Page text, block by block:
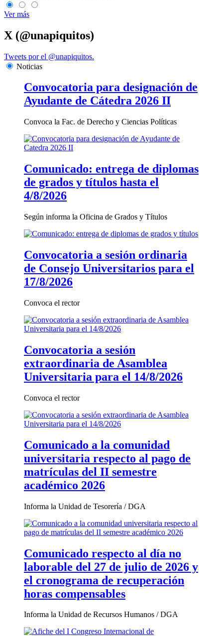
Ver más
X (@unapiquitos)
Tweets por el @unapiquitos.
Noticias
Convocatoria para designación de
Ayudante de Cátedra 2026 II
Convoca la Fac. de Derecho y Ciencias Políticas
Comunicado: entrega de diplomas
de grados y títulos hasta el
4/8/2026
Según informa la Oficina de Grados y Títulos
Convocatoria a sesión ordinaria
de Consejo Universitarios para el
17/8/2026
Convoca el rector
Convocatoria a sesión
extraordinaria de Asamblea
Universitaria para el 14/8/2026
Convoca el rector
Comunicado a la comunidad
universitaria respecto al pago de
matrículas del II semestre
académico 2026
Informa la Unidad de Tesorería / DGA
Comunicado respecto al día no
laborable del 27 de julio de 2026 y
el cronograma de recuperación
horas compensables
Informa la Unidad de Recursos Humanos / DGA